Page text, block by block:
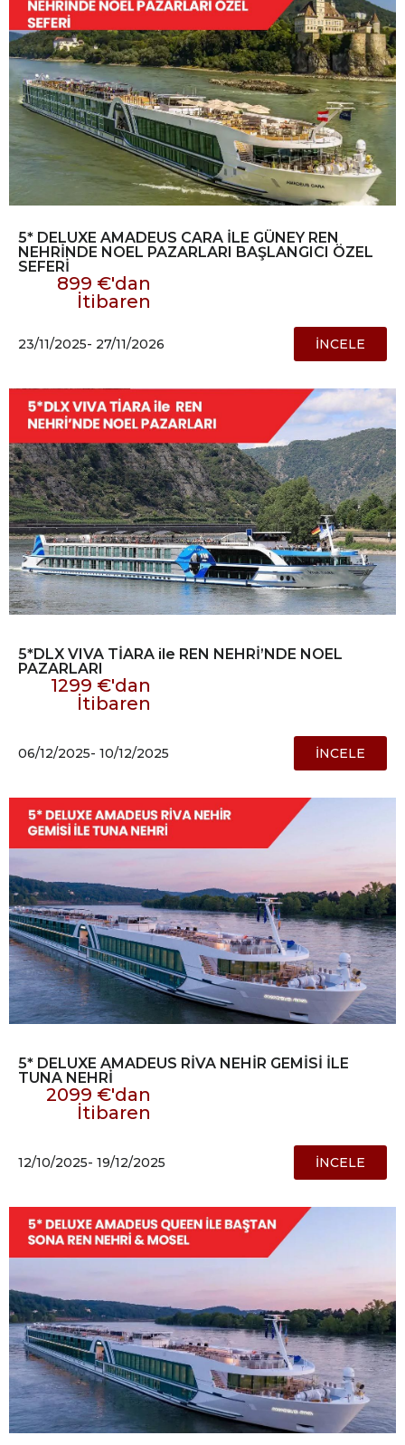
5* DELUXE AMADEUS CARA İLE GÜNEY REN
NEHRİNDE NOEL PAZARLARI BAŞLANGICI ÖZEL
SEFERİ
899 €'dan
İtibaren
23/11/2025- 27/11/2026 İNCELE
5*DLX VIVA TİARA ile REN NEHRİ’NDE NOEL
PAZARLARI
1299 €'dan
İtibaren
06/12/2025- 10/12/2025 İNCELE
5* DELUXE AMADEUS RİVA NEHİR GEMİSİ İLE
TUNA NEHRİ
2099 €'dan
İtibaren
12/10/2025- 19/12/2025 İNCELE